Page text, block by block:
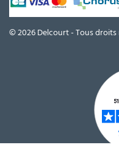
© 2026 Delcourt - Tous droits